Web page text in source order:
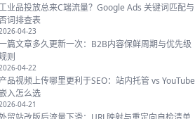
业品投放总来C端流量？Google Ads 关键词匹配与
词排查表
2026-04-23
篇文章多久更新一次：B2B内容保鲜周期与优先级
则
2026-04-22
产品视频上传哪里更利于SEO：站内托管 vs YouTube
入怎么选
2026-04-21